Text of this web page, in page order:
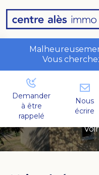
Vous
Demander
à être
rappelé
Nous
écrire